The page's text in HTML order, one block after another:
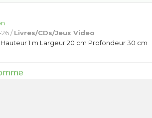
/Livres/CDs/Jeux Video
1 m Largeur 20 cm Profondeur 30 cm